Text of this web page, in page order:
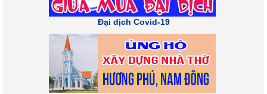
Đại dịch Covid-19